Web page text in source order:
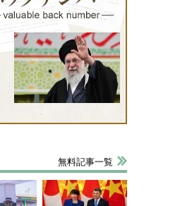
2026年5月14日
無料記事一覧